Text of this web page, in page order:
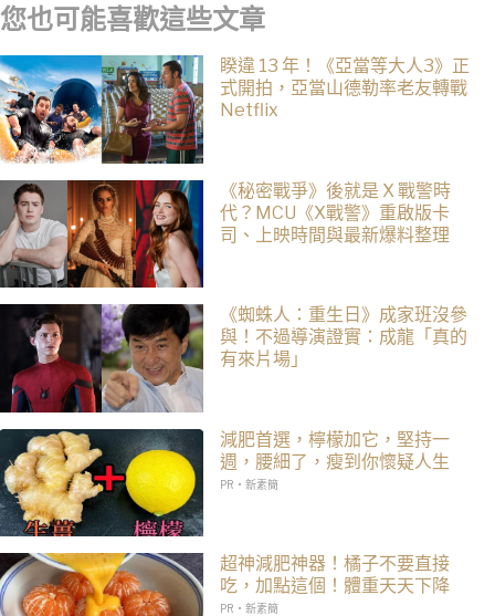
您也可能喜歡這些文章
睽違 13 年！《亞當等大人3》正
式開拍，亞當山德勒率老友轉戰
Netflix
《秘密戰爭》後就是 X 戰警時
代？MCU《X戰警》重啟版卡
司、上映時間與最新爆料整理
《蜘蛛人：重生日》成家班沒參
與！不過導演證實：成龍「真的
有來片場」
減肥首選，檸檬加它，堅持一
週，腰細了，瘦到你懷疑人生
PR・新素簡
超神減肥神器！橘子不要直接
吃，加點這個！體重天天下降
PR・新素簡